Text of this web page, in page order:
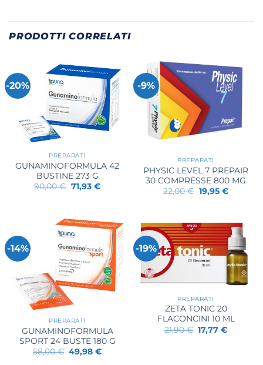
PRODOTTI CORRELATI
-20%
PREPARATI
GUNAMINOFORMULA 42
BUSTINE 273 G
90,00€ Il
prezzo
71,93 €Il
-9%
PREPARATI
PHYSIC LEVEL 7 PREPAIR
30 COMPRESSE 800 MG
22,00€ Il
prezzo
22,00 €.
19,95 €Il
19,95 €.
-14%
PREPARATI
GUNAMINOFORMULA
SPORT 24 BUSTE 180 G
58,00€ Il
prezzo
49,98€Il
-19%
PREPARATI
ZETA TONIC 20
FLACONCINI 10 ML
21,90€ Il
prezzo
17,77€Il